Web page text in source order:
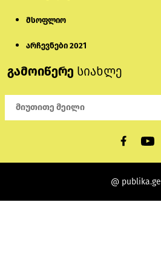
მსოფლიო
არჩევნები 2021
გამოიწერე სიახლე
@ publika.ge